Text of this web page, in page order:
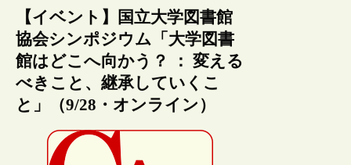
【イベント】国立大学図書館
協会シンポジウム「大学図書
館はどこへ向かう？ ： 変える
べきこと、継承していくこ
と」（9/28・オンライン）